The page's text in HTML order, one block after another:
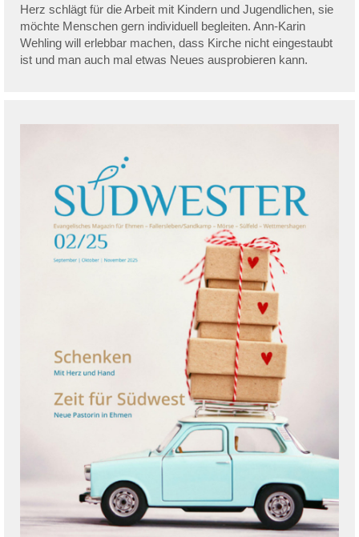
Herz schlägt für die Arbeit mit Kindern und Jugendlichen, sie
möchte Menschen gern individuell begleiten. Ann-Karin
Wehling will erlebbar machen, dass Kirche nicht eingestaubt
ist und man auch mal etwas Neues ausprobieren kann.